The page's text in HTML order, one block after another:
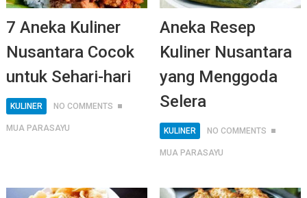
7 Aneka Kuliner
Nusantara Cocok
untuk Sehari-hari
KULINER NO COMMENTS
MUA PARASAYU
Aneka Resep
Kuliner Nusantara
yang Menggoda
Selera
KULINER NO COMMENTS
MUA PARASAYU